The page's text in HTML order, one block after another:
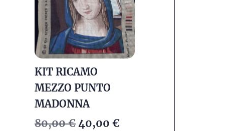
KIT RICAMO
MEZZO PUNTO
MADONNA
80,00€40,00 €